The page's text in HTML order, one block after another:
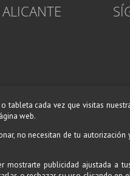
tableta cada vez que visitas
web.
no necesitan de tu autorización
mostrarte publicidad ajustada a